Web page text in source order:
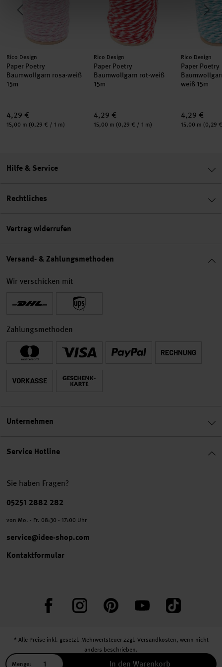
Menge: In den Warenkorb
Hersteller:
Rico Design
Paper Poetry
Baumwollgarn rosa-weiß
15m
4,29 €
Inhalt:
15,00 m (0,29 € / 1 m)
Hersteller:
Rico Design
Paper Poetry
Baumwollgarn rot-weiß
15m
4,29 €
Inhalt:
15,00 m (0,29 € / 1 m)
Hersteller:
Rico Design
Paper Poetry
weiß 15m
4,29 €
Inhalt:
15,00 m (0,29
Service Hotline
Sie haben Fragen?
Telefonnummer
05251 2882 282
von Mo. - Fr. 08:30 - 17:00 Uhr
service@idee-shop.com
Kontaktformular
FacebookInstagram PinterestYouTube TikTok
Hilfe & Service
Rechtliches
Vertrag widerrufen
Versand- & Zahlungsmethoden
Wir verschicken mit
Zahlungsmethoden
Unternehmen
* Alle Preise inkl. gesetzl. Mehrwertsteuer zzgl. Versandkosten, wenn nicht
anders beschrieben.
** Jede:r Abonnent:in erhält bei erstmaliger Anmeldung für unseren Newsletter